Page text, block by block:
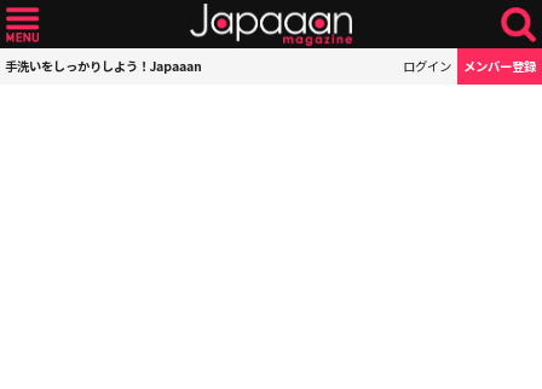
手洗いをしっかりしよう！Japaaan ログイン メンバー登録